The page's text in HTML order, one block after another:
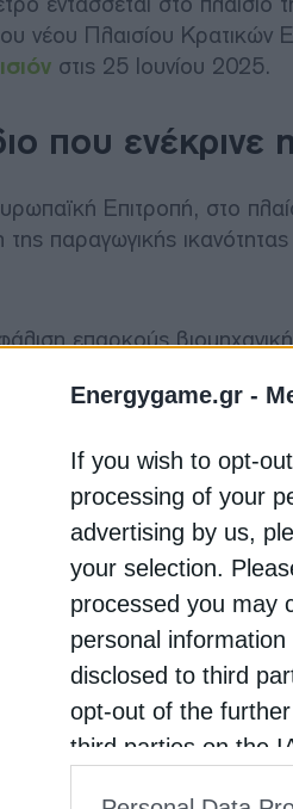
Energygame.gr -
If you wish to opt-
processing of your
advertising by us,
your selection.
processed you may
personal
disclosed to third
opt-out of the
third parties on the
νέου Πλαισίου
στις 25 Ιουνίου 2025.
που ενέκρινε
Επιτροπή, στο
της παραγωγικής
επαρκούς
υπό μορφή
όσο και σε μεγάλες
καθεστώς πληροί τις
να ενισχύσει την
πρώτων υλών, ενώ
το μέτρο είναι
οικονομία μηδενικών
στο πλαίσιο του
της ΕΕ και στους
ενέκρινε το